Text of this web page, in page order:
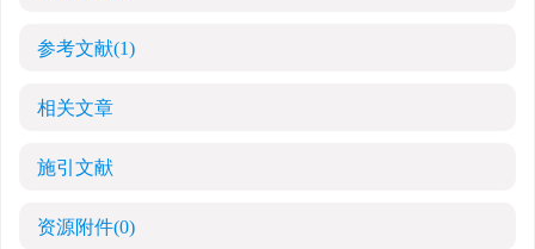
参考文献(1)
相关文章
施引文献
资源附件(0)